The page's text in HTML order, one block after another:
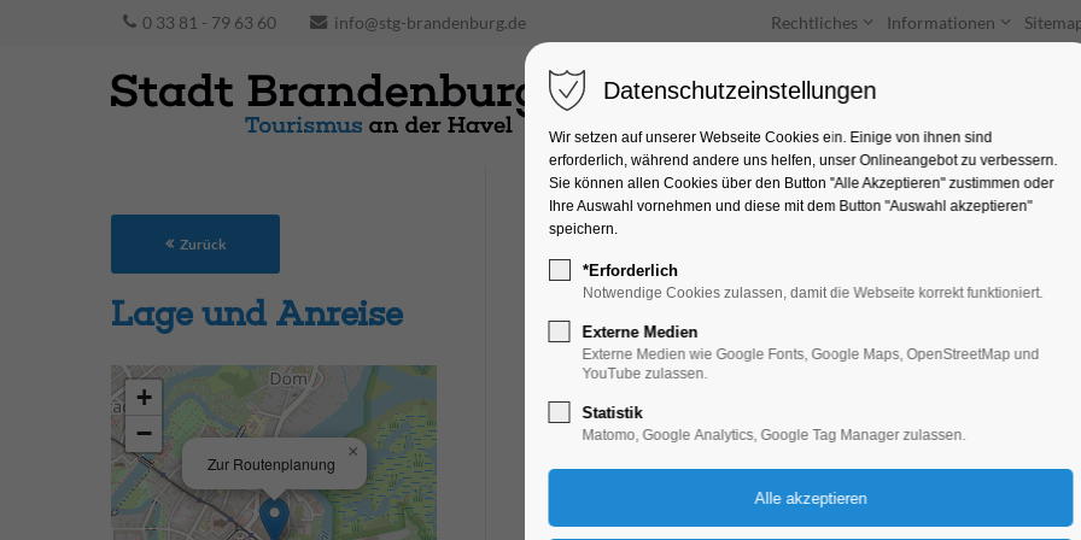
0 33 81 - 79 63 60 info@stg-brandenburg.de Rechtliches Informationen
Unterkünfte Entdecken & Erleben
street shoes
Sankt-Annen-Str. 21-23, 14776
Zurück
Lage und Anreise
Zur Routenplanung
×
+
−
Datenschutzeinstellungen
Wir setzen auf unserer Webseite Cookies ein. Einige von ihnen sind
erforderlich, während andere uns helfen, unser Onlineangebot zu verbessern.
Sie können allen Cookies über den Button "Alle Akzeptieren" zustimmen oder
Ihre Auswahl vornehmen und diese mit dem Button "Auswahl akzeptieren"
speichern.
*Erforderlich
Notwendige Cookies zulassen, damit die Webseite korrekt funktioniert.
Externe Medien
Externe Medien wie Google Fonts, Google Maps, OpenStreetMap und
YouTube zulassen.
Statistik
Matomo, Google Analytics, Google Tag Manager zulassen.